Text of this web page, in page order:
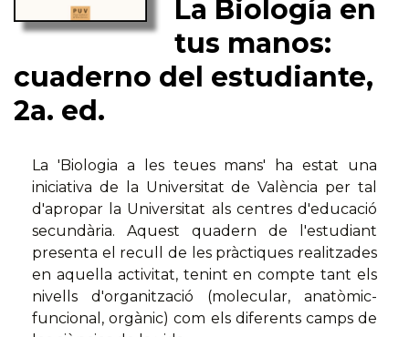
La Biología en
tus manos:
cuaderno del estudiante,
2a. ed.
La 'Biologia a les teues mans' ha estat una
iniciativa de la Universitat de València per tal
d'apropar la Universitat als centres d'educació
secundària. Aquest quadern de l'estudiant
presenta el recull de les pràctiques realitzades
en aquella activitat, tenint en compte tant els
nivells d'organització (molecular, anatòmic-
funcional, orgànic) com els diferents camps de